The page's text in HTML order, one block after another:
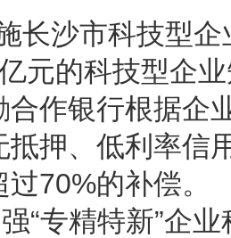
沙市科技型企
元的科技型企
合作银行根据企
抵押、低利率信
70%的补偿。
专精特新”企业